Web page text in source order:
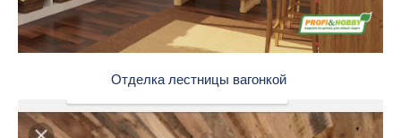
Отделка лестницы вагонкой